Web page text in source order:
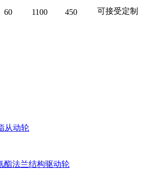
60 1100 450 可接受定制
从动轮
酯法兰结构驱动轮